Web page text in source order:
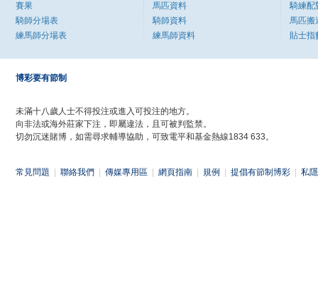
賽果
騎師分場表
練馬師分場表
馬匹資料
騎師資料
練馬師資料
騎練配
馬匹搬
貼士指
博彩要有節制
未滿十八歲人士不得投注或進入可投注的地方。
向非法或海外莊家下注，即屬違法，且可被判監禁。
切勿沉迷賭博，如需尋求輔導協助，可致電平和基金熱線1834 633。
常見問題 聯絡我們 傳媒專用區 網頁指南 規例 提倡有節制博彩 私